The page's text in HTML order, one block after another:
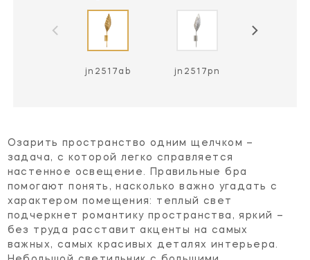
jn2517ab jn2517pn
Озарить пространство одним щелчком –
задача, с которой легко справляется
настенное освещение. Правильные бра
помогают понять, насколько важно угадать с
характером помещения: теплый свет
подчеркнет романтику пространства, яркий –
без труда расставит акценты на самых
важных, самых красивых деталях интерьера.